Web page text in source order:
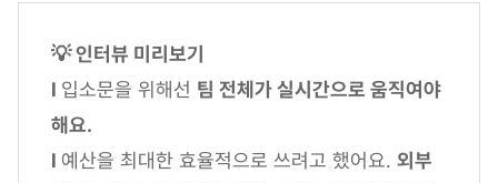
💡 인터뷰 미리보기
l 입소문을 위해선 팀 전체가 실시간으로 움직여야
해요.
l 예산을 최대한 효율적으로 쓰려고 했어요. 외부